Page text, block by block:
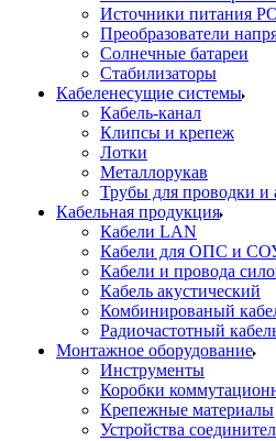
Источники питания
Преобразователи
Солнечные батареи
Стабилизаторы
Кабеленесущие системы
Кабель-канал
Клипсы и крепеж
Лотки
Металлорукав
Трубы для проводки и
Кабельная продукция
Кабели LAN
Кабели для ОПС и
Кабели и провода
Кабель акустический
Комбинированый
Радиочастотный
Монтажное оборудование
Инструменты
Коробки
Крепежные материалы
Устройства